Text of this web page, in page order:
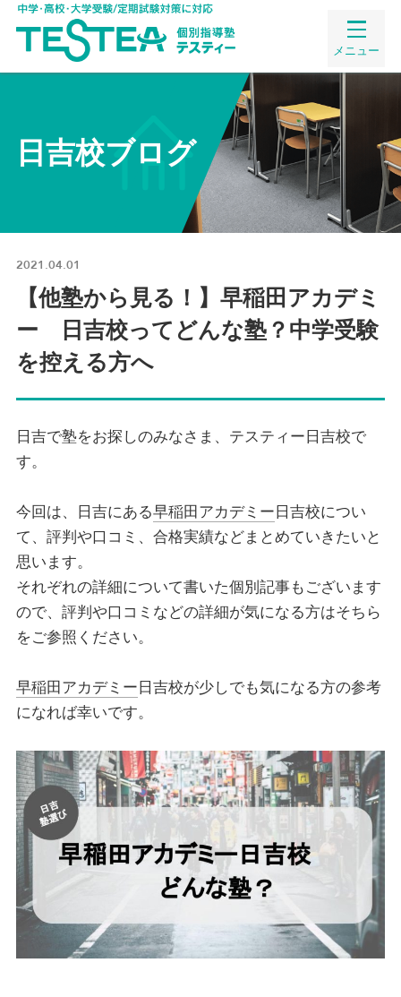
メニュー
日吉校ブログ
2021.04.01
【他塾から見る！】早稲田アカデミ
ー 日吉校ってどんな塾？中学受験
を控える方へ
日吉で塾をお探しのみなさま、テスティー日吉校で
す。
今回は、日吉にある早稲田アカデミー 日吉校につい
て、評判や口コミ、合格実績などまとめていきたいと
思います。
それぞれの詳細について書いた個別記事もございます
ので、評判や口コミなどの詳細が気になる方はそちら
をご参照ください。
早稲田アカデミー 日吉校が少しでも気になる方の参考
になれば幸いです。